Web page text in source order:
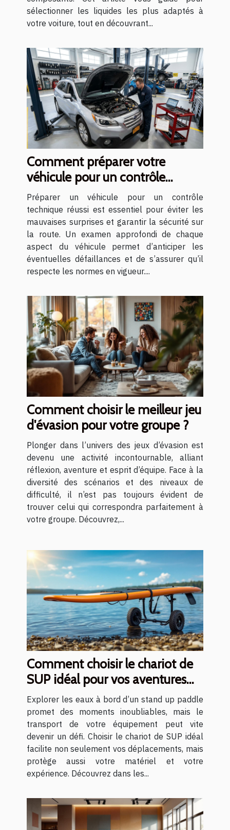
sélectionner les liquides les plus adaptés à
votre voiture, tout en découvrant...
Comment préparer votre
véhicule pour un contrôle
technique réussi ?
Préparer un véhicule pour un contrôle
technique réussi est essentiel pour éviter les
mauvaises surprises et garantir la sécurité sur
la route. Un examen approfondi de chaque
aspect du véhicule permet d’anticiper les
éventuelles défaillances et de s’assurer qu’il
respecte les normes en vigueur....
Comment choisir le meilleur jeu
d'évasion pour votre groupe ?
Plonger dans l’univers des jeux d’évasion est
devenu une activité incontournable, alliant
réflexion, aventure et esprit d’équipe. Face à la
diversité des scénarios et des niveaux de
difficulté, il n’est pas toujours évident de
trouver celui qui correspondra parfaitement à
votre groupe. Découvrez,...
Comment choisir le chariot de
SUP idéal pour vos aventures
aquatiques ?
Explorer les eaux à bord d’un stand up paddle
promet des moments inoubliables, mais le
transport de votre équipement peut vite
devenir un défi. Choisir le chariot de SUP idéal
facilite non seulement vos déplacements, mais
protège aussi votre matériel et votre
expérience. Découvrez dans les...